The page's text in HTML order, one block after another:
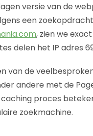
versie van de
een
, zien we
delen het IP adres
van de
andere met de
caching proces
zoekmachine.